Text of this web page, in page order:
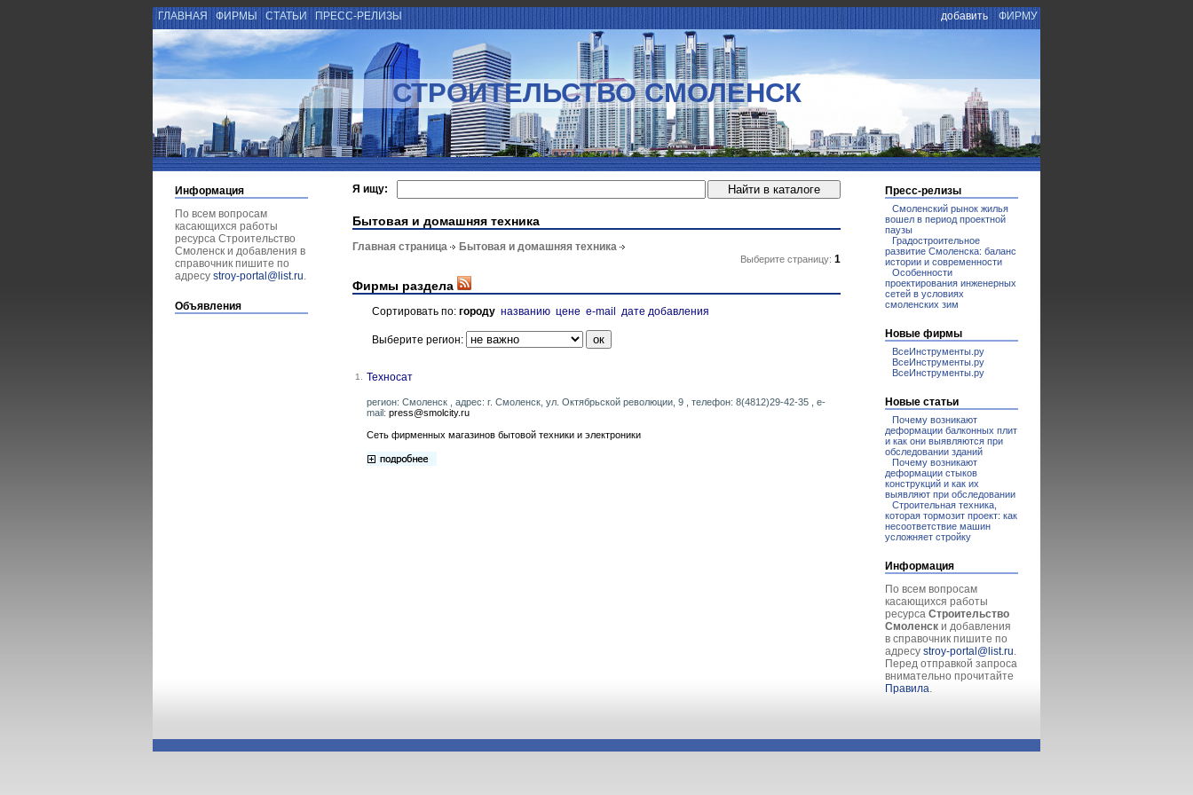
ГЛАВНАЯ ФИРМЫ СТАТЬИ ПРЕСС-РЕЛИЗЫ добавить ФИРМУ
СТРОИТЕЛЬСТВО СМОЛЕНСК
Информация
По всем вопросам
касающихся работы
ресурса Строительство
Смоленск и добавления в
справочник пишите по
адресу stroy-portal@list.ru.
Объявления
Я ищу:
Бытовая и домашняя техника
Главная страница Бытовая и домашняя техника
Выберите страницу: 1
Фирмы раздела
Сортировать по: городу названию цене e-mail дате добавления
Выберите регион:
1. Техносат
регион: Смоленск , адрес: г. Смоленск, ул. Октябрьской революции, 9 , телефон: 8(4812)29-42-35 , e-
mail: press@smolcity.ru
Сеть фирменных магазинов бытовой техники и электроники
Пресс-релизы
Смоленский рынок жилья
вошел в период проектной
паузы
Градостроительное
развитие Смоленска: баланс
истории и современности
Особенности
проектирования инженерных
сетей в условиях
смоленских зим
Новые фирмы
ВсеИнструменты.ру
ВсеИнструменты.ру
ВсеИнструменты.ру
Новые статьи
Почему возникают
деформации балконных плит
и как они выявляются при
обследовании зданий
Почему возникают
деформации стыков
конструкций и как их
выявляют при обследовании
Строительная техника,
которая тормозит проект: как
несоответствие машин
усложняет стройку
Информация
По всем вопросам
касающихся работы
ресурса Строительство
Смоленск и добавления
в справочник пишите по
адресу stroy-portal@list.ru.
Перед отправкой запроса
внимательно прочитайте
Правила.